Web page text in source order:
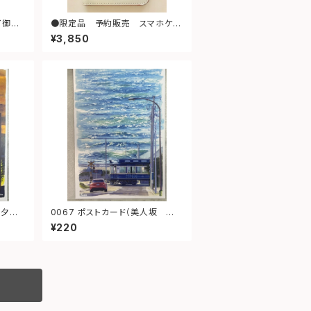
●限定品 予約販売 スマホケー
スＬ（散歩）
¥3,850
0067 ポストカード（美人坂 江ノ
電）
¥220